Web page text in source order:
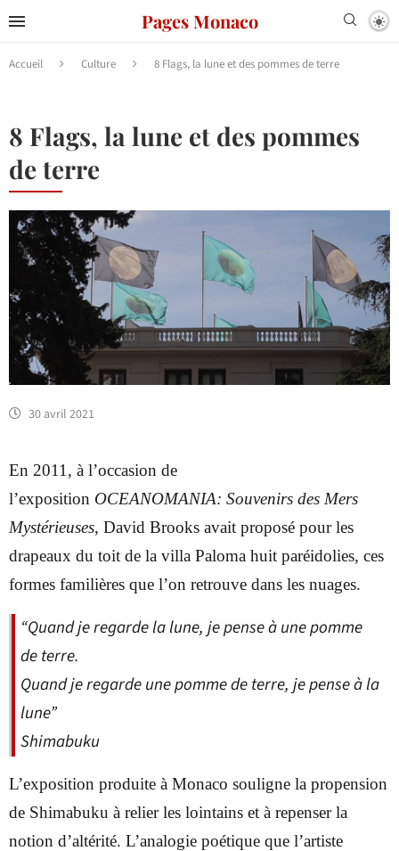
Pages Monaco
Accueil Culture 8 Flags, la lune et des pommes de terre
8 Flags, la lune et des pommes
de terre
30 avril 2021
En 2011, à l’occasion de
l’exposition OCEANOMANIA: Souvenirs des Mers
Mystérieuses, David Brooks avait proposé pour les
drapeaux du toit de la villa Paloma huit paréidolies, ces
formes familières que l’on retrouve dans les nuages.
“Quand je regarde la lune, je pense à une pomme
de terre.
Quand je regarde une pomme de terre, je pense à la
lune”
Shimabuku
L’exposition produite à Monaco souligne la propension
de Shimabuku à relier les lointains et à repenser la
notion d’altérité. L’analogie poétique que l’artiste